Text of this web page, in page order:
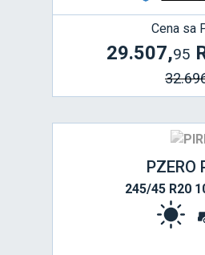
Cena sa
29.507,95
PZERO
245/45 R20